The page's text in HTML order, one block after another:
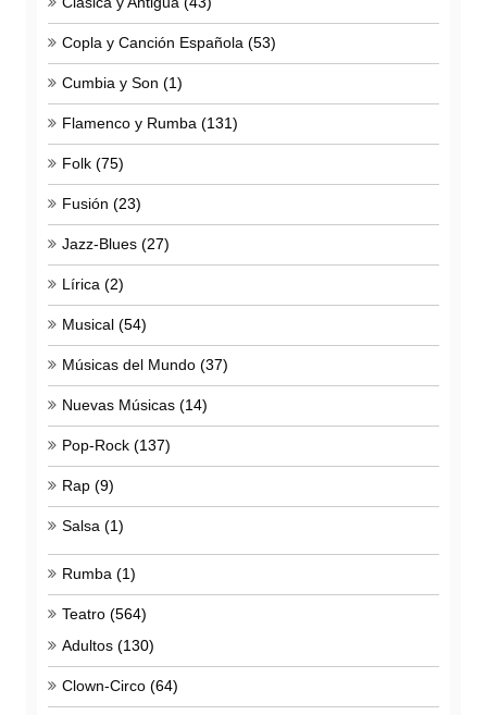
Copla y Canción Española (53)
Cumbia y Son (1)
Flamenco y Rumba (131)
Folk (75)
Fusión (23)
Jazz-Blues (27)
Lírica (2)
Musical (54)
Músicas del Mundo (37)
Nuevas Músicas (14)
Pop-Rock (137)
Rap (9)
Salsa (1)
Rumba (1)
Teatro (564)
Adultos (130)
Clown-Circo (64)